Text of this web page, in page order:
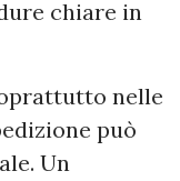
chiare in
nelle
può
Un